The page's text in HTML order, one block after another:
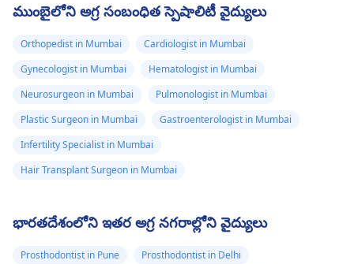
ఇబుప్రోఫెన్ వంటి ఓవర్-ది-
కౌంటర్ నొప్పి నివారణలను
తీసుకోండి. దయచేసి a
సందర్శించండిదంతవైద్యుడుఖచ్చితమైన
సంరక్షణ కోసం త్వరలో.
గోరువెచ్చని సెలైన్ నీటితో
పుక్కిలించడాన్ని
హైడ్రేటెడ్‌గా ఉండండి
మరియు ఒకరిని
సంప్రదించవచ్చు
చిగుళ్ళపై నల్లటి పాచెస్‌ని
ముంబైలోని అగ్ర సంబంధిత స్పెషాలిటీ వైద్యులు
Orthopedist in Mumbai
Cardiologist in Mumbai
Gynecologist in Mumbai
Hematologist in Mumbai
Neurosurgeon in Mumbai
Pulmonologist in Mumbai
Plastic Surgeon in Mumbai
Gastroenterologist in Mumbai
Infertility Specialist in Mumbai
Hair Transplant Surgeon in Mumbai
భారతదేశంలోని ఇతర అగ్ర నగరాల్లోని వైద్యులు
Prosthodontist in Pune
Prosthodontist in Delhi